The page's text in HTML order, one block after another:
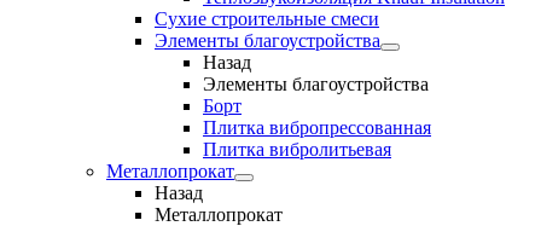
Сухие строительные смеси
Элементы благоустройства
Назад
Элементы благоустройства
Борт
Плитка вибропрессованная
Плитка вибролитьевая
Металлопрокат
Назад
Металлопрокат